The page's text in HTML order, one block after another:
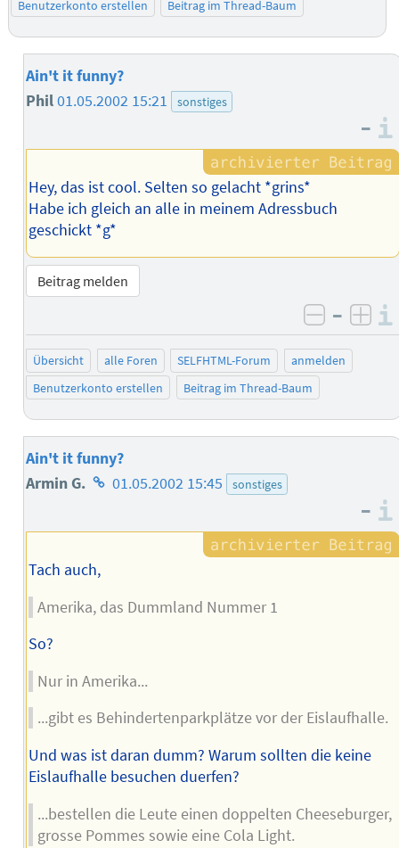
Benutzerkonto erstellen Beitrag im Thread-Baum
Ain't it funny?
Phil01.05.2002 15:21 sonstiges
–
Hey, das ist cool. Selten so gelacht *grins*
Habe ich gleich an alle in meinem Adressbuch
geschickt *g*
Beitrag melden
negativ
–
Übersicht alle Foren SELFHTML-Forum
anmelden
Benutzerkonto erstellen
Beitrag im Thread-Baum
Ain't it funny?
Armin G. Homepage
Autors
01.05.2002 15:45 sonstiges
–
Tach auch,
Amerika, das Dummland Nummer 1
So?
Nur in Amerika...
...gibt es Behindertenparkplätze vor der Eislaufhalle.
Und was ist daran dumm? Warum sollten die keine
Eislaufhalle besuchen duerfen?
...bestellen die Leute einen doppelten Cheeseburger,
grosse Pommes sowie eine Cola Light.